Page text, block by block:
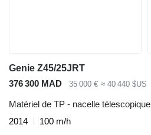
Genie Z45/25JRT
376 300 MAD
35 000 € ≈ 40 440 $US
Matériel de TP - nacelle télescopique
2014
100 m/h